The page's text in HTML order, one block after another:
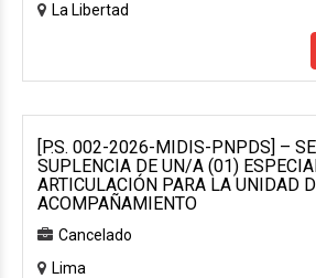
La Libertad
[P.S. 002-2026-MIDIS-PNPDS] –
SUPLENCIA DE UN/A (01)
ARTICULACIÓN PARA LA UNIDAD
ACOMPAÑAMIENTO
Cancelado
Lima